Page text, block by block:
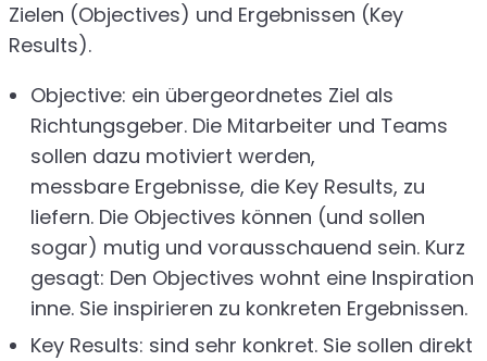
Zielen (Objectives) und Ergebnissen (Key
Results).
Objective: ein übergeordnetes Ziel als
Richtungsgeber. Die Mitarbeiter und Teams
sollen dazu motiviert werden,
messbare Ergebnisse, die Key Results, zu
liefern. Die Objectives können (und sollen
sogar) mutig und vorausschauend sein. Kurz
gesagt: Den Objectives wohnt eine Inspiration
inne. Sie inspirieren zu konkreten Ergebnissen.
Key Results: sind sehr konkret. Sie sollen direkt